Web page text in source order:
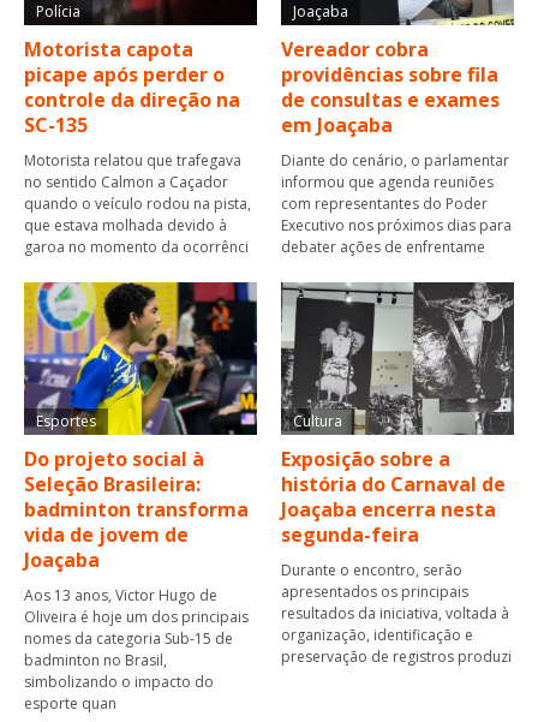
Polícia
Motorista capota
picape após perder o
controle da direção na
SC-135
Motorista relatou que trafegava
no sentido Calmon a Caçador
quando o veículo rodou na pista,
que estava molhada devido à
garoa no momento da ocorrênci
Joaçaba
Vereador cobra
providências sobre fila
de consultas e exames
em Joaçaba
Diante do cenário, o parlamentar
informou que agenda reuniões
com representantes do Poder
Executivo nos próximos dias para
debater ações de enfrentame
Esportes
Do projeto social à
Seleção Brasileira:
badminton transforma
vida de jovem de
Joaçaba
Aos 13 anos, Victor Hugo de
Oliveira é hoje um dos principais
nomes da categoria Sub-15 de
badminton no Brasil,
simbolizando o impacto do
esporte quan
Cultura
Exposição sobre a
história do Carnaval de
Joaçaba encerra nesta
segunda-feira
Durante o encontro, serão
apresentados os principais
resultados da iniciativa, voltada à
organização, identificação e
preservação de registros produzi